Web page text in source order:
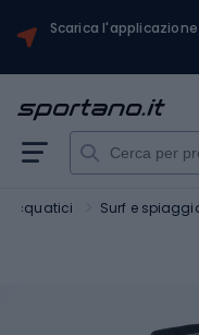
Scarica
acquatici Surf e